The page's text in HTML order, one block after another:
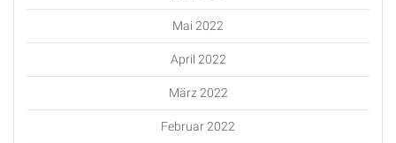
Mai 2022
April 2022
März 2022
Februar 2022